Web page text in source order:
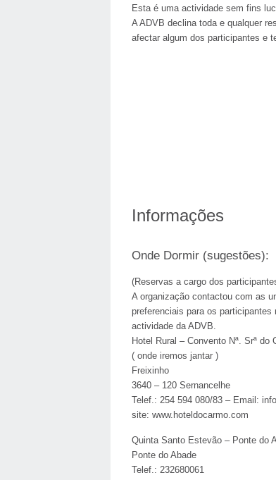
Esta é uma actividade sem fins
A ADVB declina toda e qualquer
afectar algum dos participantes e
Informações
Onde Dormir (sugestões):
(Reservas a cargo dos
A organização contactou com as
preferenciais para os
actividade da ADVB.
Hotel Rural – Convento Nª. Srª
( onde iremos jantar )
Freixinho
3640 – 120 Sernancelhe
Telef.: 254 594 080/83 – Email:
site: www.hoteldocarmo.com
Quinta Santo Estevão – Ponte do
Ponte do Abade
Telef.: 232680061